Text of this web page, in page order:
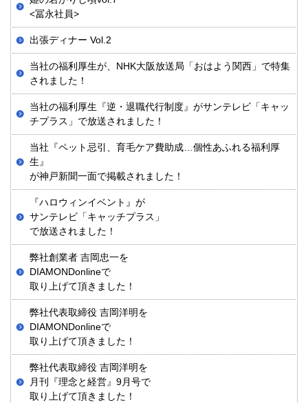
<冨永社員>
出張ディナー Vol.2
当社の福利厚生が、NHK大阪放送局「おはよう関西」で特集
されました！
当社の福利厚生『逆・退職代行制度』がサンテレビ「キャッ
チプラス」で放送されました！
当社『ペット忌引、育毛ケア費助成…個性あふれる福利厚
生』
が神戸新聞一面で掲載されました！
『ハロウィンイベント』が
サンテレビ「キャッチプラス」
で放送されました！
弊社創業者 吉岡忠一を
DIAMONDonlineで
取り上げて頂きました！
弊社代表取締役 吉岡洋明を
DIAMONDonlineで
取り上げて頂きました！
弊社代表取締役 吉岡洋明を
月刊『理念と経営』9月号で
取り上げて頂きました！